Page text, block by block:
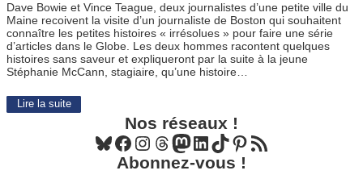
Dave Bowie et Vince Teague, deux journalistes d’une petite ville du
Maine recoivent la visite d’un journaliste de Boston qui souhaitent
connaître les petites histoires « irrésolues » pour faire une série
d’articles dans le Globe. Les deux hommes racontent quelques
histoires sans saveur et expliqueront par la suite à la jeune
Stéphanie McCann, stagiaire, qu’une histoire…
Lire la suite
Nos réseaux !
Bluesky Facebook Instagram Threads Mastodon LinkedIn TikTok Pinterest Flux RSS
Abonnez-vous !